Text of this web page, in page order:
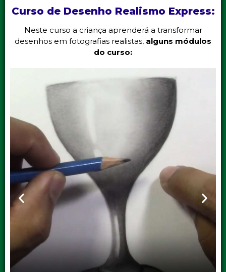
Curso de Desenho Realismo Express:
Neste curso a criança aprenderá a transformar
desenhos em fotografias realistas, alguns módulos
do curso: